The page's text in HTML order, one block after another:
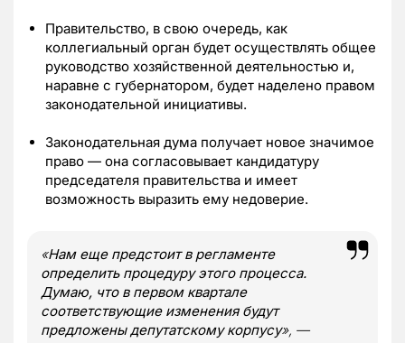
Правительство, в свою очередь, как
коллегиальный орган будет осуществлять общее
руководство хозяйственной деятельностью и,
наравне с губернатором, будет наделено правом
законодательной инициативы.
Законодательная дума получает новое значимое
право — она согласовывает кандидатуру
председателя правительства и имеет
возможность выразить ему недоверие.
«Нам еще предстоит в регламенте
определить процедуру этого процесса.
Думаю, что в первом квартале
соответствующие изменения будут
предложены депутатскому корпусу», —